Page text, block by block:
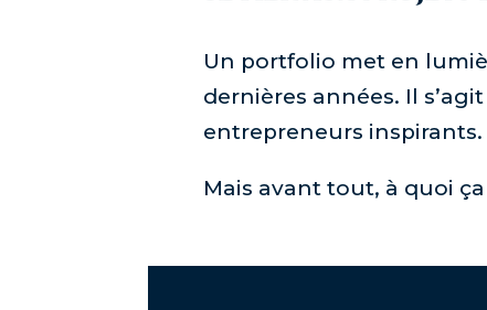
Un portfolio met en
dernières années. Il
entrepreneurs inspirants.
Mais avant tout, à quoi